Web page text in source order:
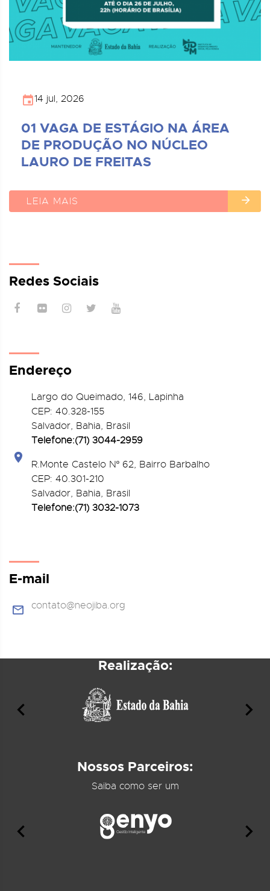
14 jul, 2026
01 VAGA DE ESTÁGIO NA ÁREA
DE PRODUÇÃO NO NÚCLEO
LAURO DE FREITAS
LEIA MAIS
Redes Sociais
Endereço
Largo do Queimado, 146, Lapinha
CEP: 40.328-155
Salvador, Bahia, Brasil
Telefone:(71) 3044-2959
R.Monte Castelo Nº 62, Bairro Barbalho
CEP: 40.301-210
Salvador, Bahia, Brasil
Telefone:(71) 3032-1073
E-mail
contato@neojiba.org
Realização:
Nossos Parceiros:
Saiba como ser um